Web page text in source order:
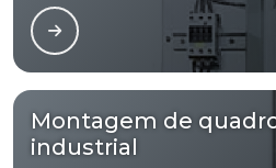
Montagem de
industrial